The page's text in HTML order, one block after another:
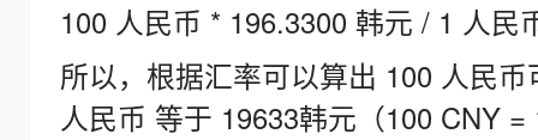
100 人民币 * 196.3300 韩元 / 1 人民
所以，根据汇率可以算出 100 人民
人民币 等于 19633韩元（100 CNY =